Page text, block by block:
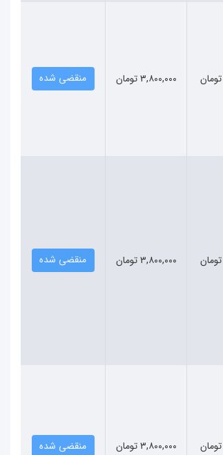
۳,۸۰۰,۰۰۰ تومان منقضی شده
۳,۸۰۰,۰۰۰ تومان منقضی شده
۳,۸۰۰,۰۰۰ تومان منقضی شده